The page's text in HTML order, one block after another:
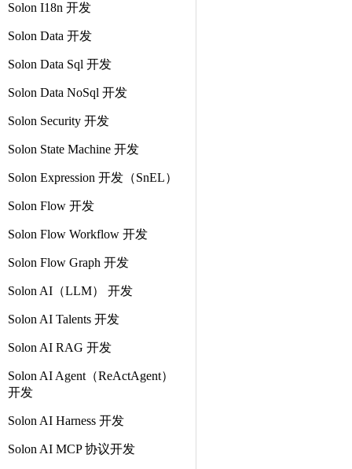
Solon I18n 开发
Solon Data 开发
Solon Data Sql 开发
Solon Data NoSql 开发
Solon Security 开发
Solon State Machine 开发
Solon Expression 开发（SnEL）
Solon Flow 开发
Solon Flow Workflow 开发
Solon Flow Graph 开发
Solon AI（LLM） 开发
Solon AI Talents 开发
Solon AI RAG 开发
Solon AI Agent（ReActAgent）
开发
Solon AI Harness 开发
Solon AI MCP 协议开发